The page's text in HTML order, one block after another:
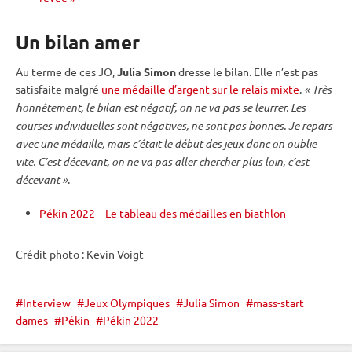
Un bilan amer
Au terme de ces JO,Julia Simondresse le bilan. Elle n’est pas
satisfaite malgré une médaille d’argent sur le relais mixte. « Très
honnêtement, le bilan est négatif, on ne va pas se leurrer. Les
courses individuelles sont négatives, ne sont pas bonnes. Je repars
avec une médaille, mais c’était le début des jeux donc on oublie
vite. C’est décevant, on ne va pas aller chercher plus loin, c’est
décevant ».
Pékin 2022 – Le tableau des médailles en biathlon
Crédit photo : Kevin Voigt
Interview Jeux Olympiques Julia Simon
mass-start
dames
Pékin Pékin 2022